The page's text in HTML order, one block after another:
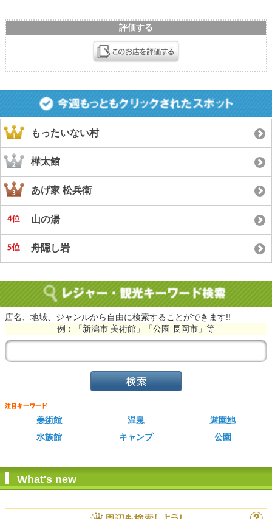
評価する
もったいない村
樺太館
あげ家 松兵衛
山の湯
舟隠し岩
店名、地域、ジャンルから自由に検索することができます!!
例：「新潟市 美術館」「公園 長岡市」等
美術館 温泉
遊園地
水族館
キャンプ 公園
What's new